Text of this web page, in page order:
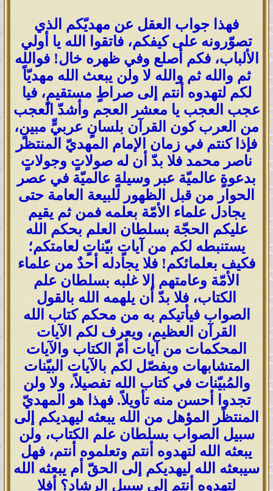
فهذا جواب العقل عن مهديّكم الذي
تصوّرونه على كيفكم، فاتقوا الله يا أولي
الألباب، فكم أصلع وفي ظهره خال! فوالله
ثم والله ثم والله لا ولن يبعث الله مهديّاً
لكم لتهدوه أنتم إلى صراطٍ مستقيمٍ، فيا
عجب العجب يا معشر العجم وأشدّ العجب
من العرب كون القرآن بلسانٍ عربيٍّ مبينٍ،
فإذا كنتم في زمان الإمام المهديّ المنتظر
ناصر محمد فلا بدّ أن له صولاتٍ وجولاتٍ
بدعوةٍ عالميّة عبر وسيلةٍ عالميّة في عصر
الحوار من قبل الظهور للبيعة العامة حتى
يجادل علماء الأمّة بعلمه فمن ثم يقيم
عليكم الحجّة بسلطان العلم بحكم الله
يستنبطه لكم من آياتٍ بيّناتٍ لعامتكم؛
فكيف بعلمائكم! فلا يجادله أحدٌ من علماء
الأمّة وعامتهم إلا غلبه بسلطان علم
الكتاب، فلا بدّ أن يلهمه الله بالقول
الصواب فيأتيكم به من محكم كتاب الله
القرآن العظيم، ويعرف لكم الآيات
المحكمات من آيات أمّ الكتاب والآيات
المتشابهات ويفصّل لكم بالآيات البيّنات
والمُبيّنات في كتاب الله تفصيلاً، ولا ولن
تجدوا أحسن منه تأويلاً. فهذا هو المهديّ
المنتظَر المؤهل من الله يبعثه ليهديكم إلى
سبيل الصواب بسلطان علم الكتاب، ولن
يبعثه الله لتهدوه أنتم وتعلموه أنتم، فهل
سيبعثه الله ليهديكم إلى الحقّ أم يبعثه الله
لتهدوه أنتم إلى سبيل الرشاد؟ أفلا